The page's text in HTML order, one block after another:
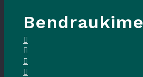
Bendraukime